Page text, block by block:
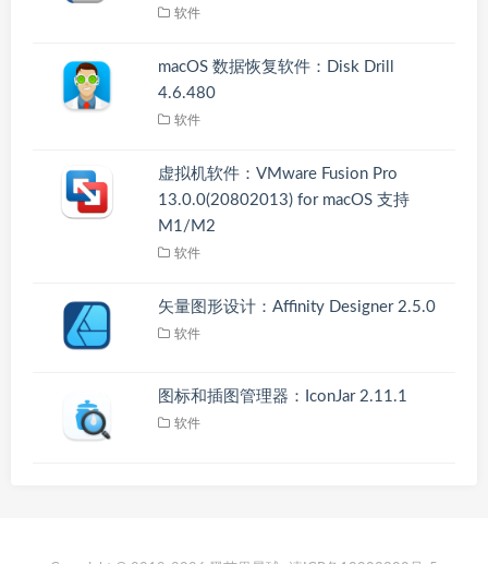
软件
macOS 数据恢复软件：Disk Drill
4.6.480
软件
虚拟机软件：VMware Fusion Pro
13.0.0(20802013) for macOS 支持
M1/M2
软件
矢量图形设计：Affinity Designer 2.5.0
软件
图标和插图管理器：IconJar 2.11.1
软件